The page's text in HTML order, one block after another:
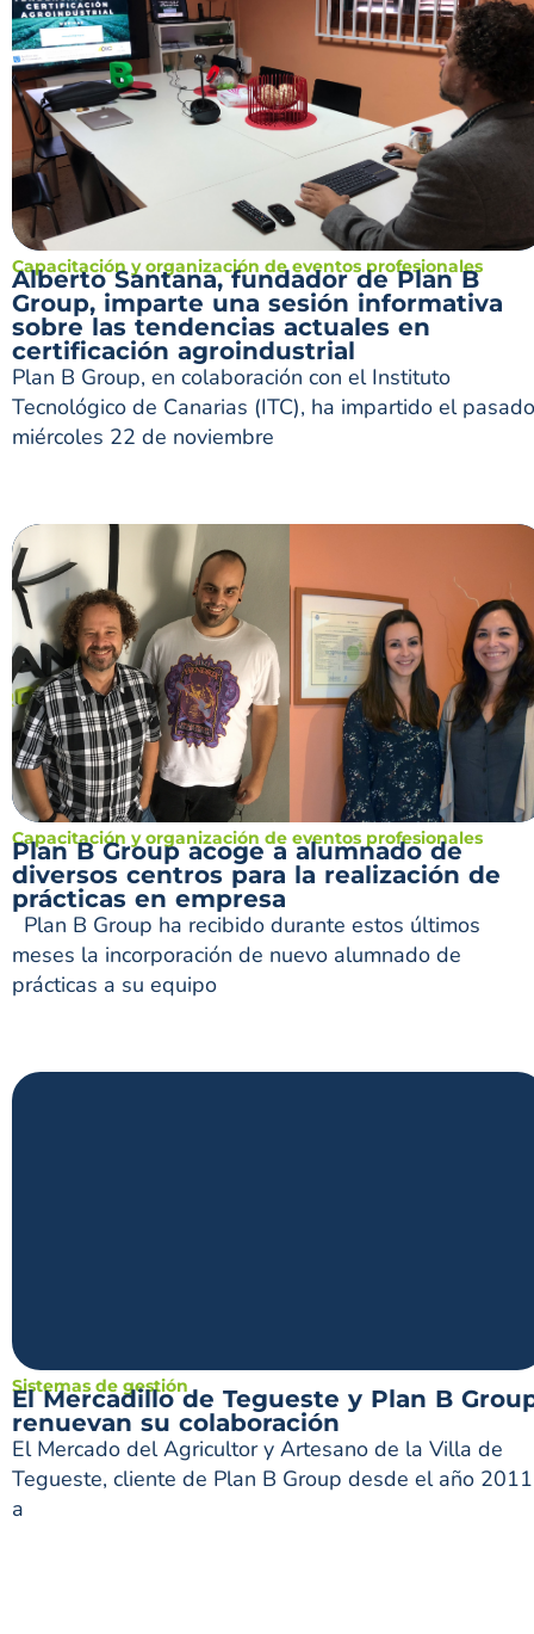
Capacitación y organización de eventos profesionales
Alberto Santana, fundador de Plan B
Group, imparte una sesión informativa
sobre las tendencias actuales en
certificación agroindustrial
Plan B Group, en colaboración con el Instituto
Tecnológico de Canarias (ITC), ha impartido el pasado
miércoles 22 de noviembre
Capacitación y organización de eventos profesionales
Plan B Group acoge a alumnado de
diversos centros para la realización de
prácticas en empresa
Plan B Group ha recibido durante estos últimos
meses la incorporación de nuevo alumnado de
prácticas a su equipo
Sistemas de gestión
El Mercadillo de Tegueste y Plan B
renuevan su colaboración
El Mercado del Agricultor y Artesano de la Villa de
Tegueste, cliente de Plan B Group desde el año 2011
a